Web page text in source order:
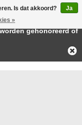
Is dat akkoord?
Ja
»
is in aanbouw.
gehonoreerd of